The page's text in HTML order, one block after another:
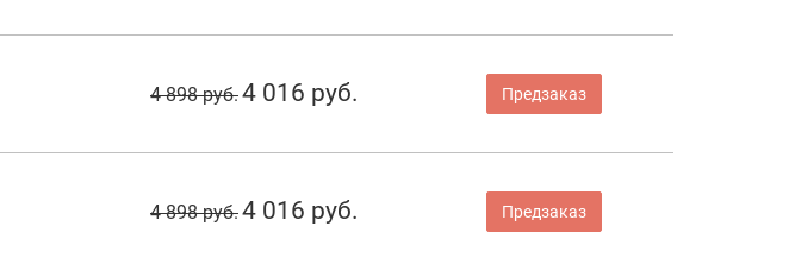
4 898 руб.4 016 руб. Предзаказ
4 898 руб.4 016 руб. Предзаказ